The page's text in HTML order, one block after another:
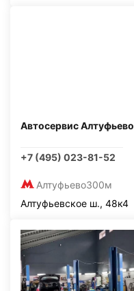
Автосервис Алтуфьево
+7 (495) 023-81-52
Алтуфьево300м
Алтуфьевское ш., 48к4